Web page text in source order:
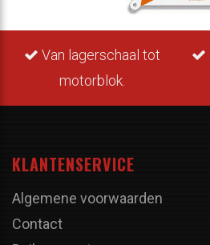
Van lagerschaal tot
motorblok.
KLANTENSERVICE
Algemene voorwaarden
Contact